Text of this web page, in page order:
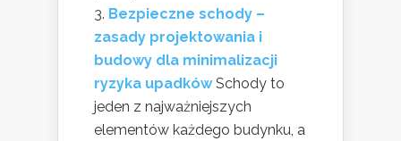
Bezpieczne schody –
zasady projektowania i
budowy dla minimalizacji
ryzyka upadków Schody to
jeden z najważniejszych
elementów każdego budynku, a